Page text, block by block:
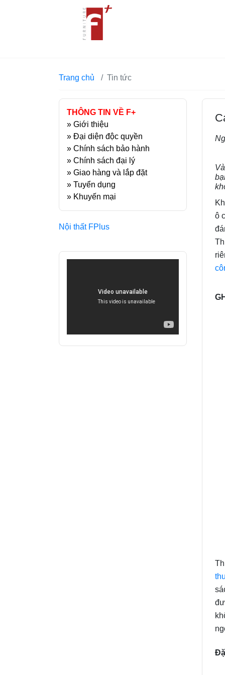
Trang chủ Tin tức
THÔNG TIN VỀ F+
» Giới thiệu
» Đại diện độc quyền
» Chính sách bảo hành
» Chính sách đại lý
» Giao hàng và lắp đặt
» Tuyển dụng
» Khuyến mại
Nội thất FPlus
ô